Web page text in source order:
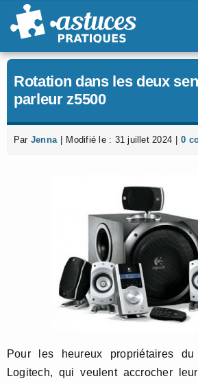
Passer
au
Rotation dans les deux
parleur z5500
Par Jenna Modifié le : 31 juillet 2024 0
Pour les heureux propriétaires
Logitech, qui veulent accrocher